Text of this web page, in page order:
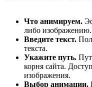
Что анимируем.
либо изображению.
Введите текст.
текста.
Укажите путь.
корня сайта.
изображения.
Выбор анимации.